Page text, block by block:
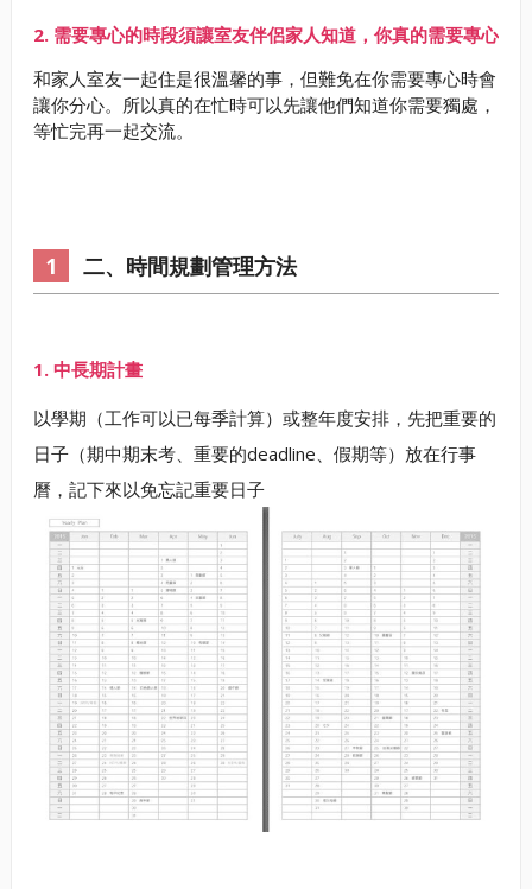
2. 需要專心的時段須讓室友伴侶家人知道，你真的需要專心
和家人室友一起住是很溫馨的事，但難免在你需要專心時會
讓你分心。所以真的在忙時可以先讓他們知道你需要獨處，
等忙完再一起交流。
二、時間規劃管理方法
1. 中長期計畫
以學期（工作可以已每季計算）或整年度安排，先把重要的
日子（期中期末考、重要的deadline、假期等）放在行事
曆，記下來以免忘記重要日子